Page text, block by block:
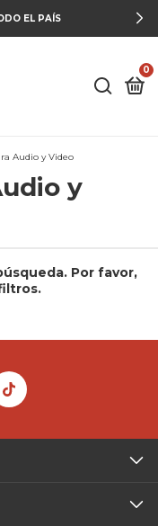
PAÍS
0
Audio y Video
y
Por favor,